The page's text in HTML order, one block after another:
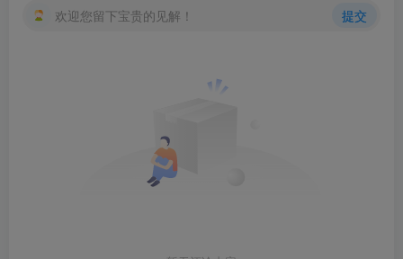
欢迎您留下宝贵的见解！ 提交